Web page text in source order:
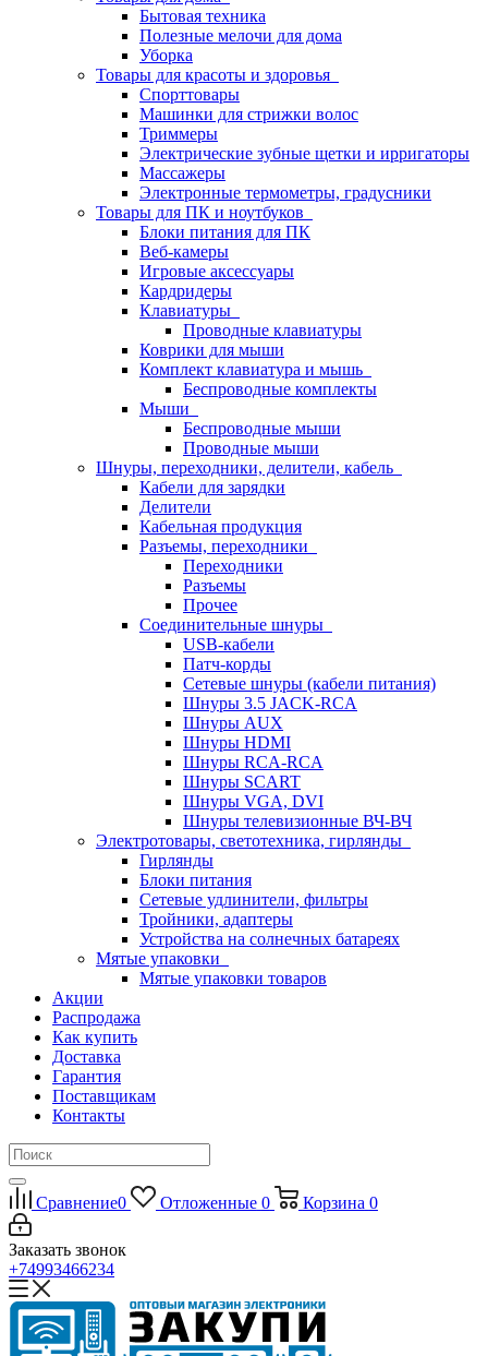
Бытовая техника
Полезные мелочи для дома
Уборка
Товары для красоты и здоровья
Спорттовары
Машинки для стрижки волос
Триммеры
Электрические зубные щетки и ирригаторы
Массажеры
Электронные термометры, градусники
Товары для ПК и ноутбуков
Блоки питания для ПК
Веб-камеры
Игровые аксессуары
Кардридеры
Клавиатуры
Проводные клавиатуры
Коврики для мыши
Комплект клавиатура и мышь
Беспроводные комплекты
Мыши
Беспроводные мыши
Проводные мыши
Шнуры, переходники, делители, кабель
Кабели для зарядки
Делители
Кабельная продукция
Разъемы, переходники
Переходники
Разъемы
Прочее
Соединительные шнуры
USB-кабели
Патч-корды
Сетевые шнуры (кабели питания)
Шнуры 3.5 JACK-RCA
Шнуры AUX
Шнуры HDMI
Шнуры RCA-RCA
Шнуры SCART
Шнуры VGA, DVI
Шнуры телевизионные ВЧ-ВЧ
Электротовары, светотехника, гирлянды
Гирлянды
Блоки питания
Сетевые удлинители, фильтры
Тройники, адаптеры
Устройства на солнечных батареях
Мятые упаковки
Мятые упаковки товаров
Акции
Распродажа
Как купить
Доставка
Гарантия
Поставщикам
Контакты
Сравнение0 Отложенные 0 Корзина 0
Заказать звонок
+74993466234